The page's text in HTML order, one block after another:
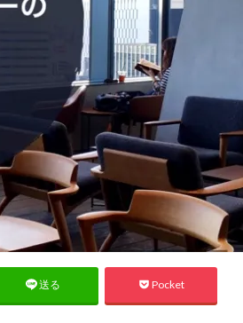
送る Pocket